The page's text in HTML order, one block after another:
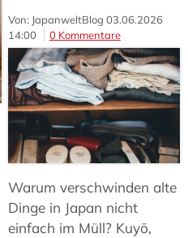
Von: JapanweltBlog 03.06.2026
14:00
0 Kommentare
Warum verschwinden alte
Dinge in Japan nicht
einfach im Müll? Kuyō,